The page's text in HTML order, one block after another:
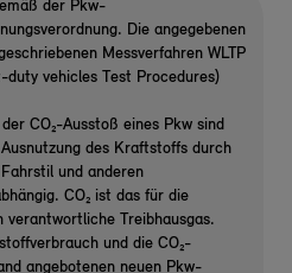
der Pkw-
Die angegebenen
Messverfahren WLTP
duty vehicles Test Procedures)
CO₂-Ausstoß eines Pkw sind
des Kraftstoffs durch
und anderen
CO₂ ist das für die
verantwortliche Treibhausgas.
und die CO₂-
angebotenen neuen Pkw-